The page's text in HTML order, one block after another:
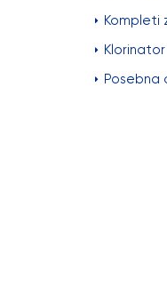
Kompleti
Klorinator
Posebna